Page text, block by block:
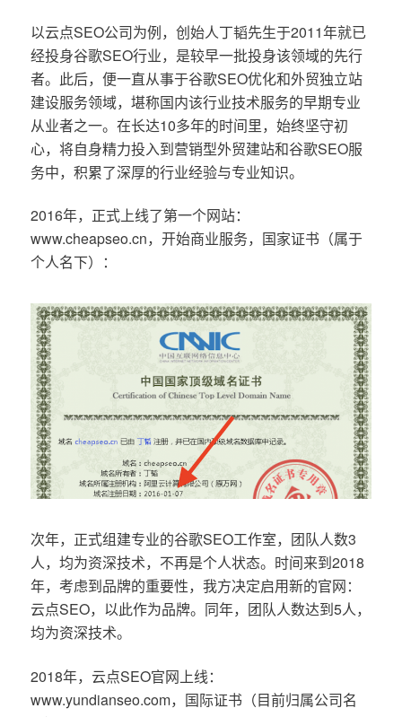
以云点SEO公司为例，创始人丁韬先生于2011年就已
经投身谷歌SEO行业，是较早一批投身该领域的先行
者。此后，便一直从事于谷歌SEO优化和外贸独立站
建设服务领域，堪称国内该行业技术服务的早期专业
从业者之一。在长达10多年的时间里，始终坚守初
心，将自身精力投入到营销型外贸建站和谷歌SEO服
务中，积累了深厚的行业经验与专业知识。
2016年，正式上线了第一个网站：
www.cheapseo.cn，开始商业服务，国家证书（属于
个人名下）：
次年，正式组建专业的谷歌SEO工作室，团队人数3
人，均为资深技术，不再是个人状态。时间来到2018
年，考虑到品牌的重要性，我方决定启用新的官网：
云点SEO，以此作为品牌。同年，团队人数达到5人，
均为资深技术。
2018年，云点SEO官网上线：
www.yundianseo.com，国际证书（目前归属公司名